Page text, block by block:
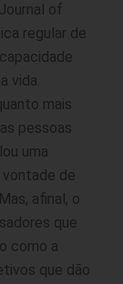
of
regular de
vida.
mais
pessoas
uma
de
afinal, o
que
como a
que dão